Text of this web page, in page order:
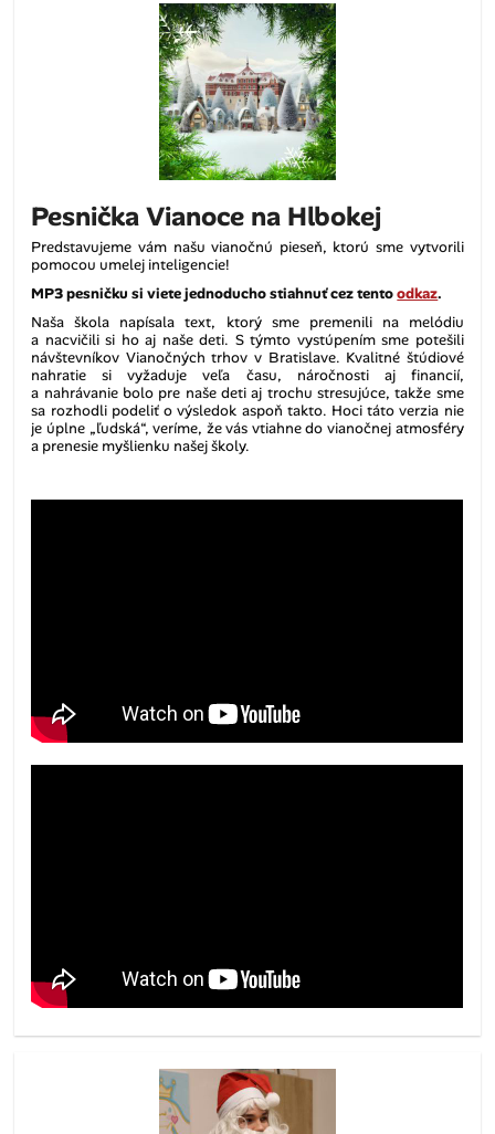
Pesnička Vianoce na Hlbokej
Predstavujeme vám našu vianočnú pieseň, ktorú sme vytvorili
pomocou umelej inteligencie!
MP3 pesničku si viete jednoducho stiahnuť cez tentoodkaz.
Naša škola napísala text, ktorý sme premenili na melódiu
a nacvičili si ho aj naše deti. S týmto vystúpením sme potešili
návštevníkov Vianočných trhov v Bratislave. Kvalitné štúdiové
nahratie si vyžaduje veľa času, náročnosti aj financií,
a nahrávanie bolo pre naše deti aj trochu stresujúce, takže sme
sa rozhodli podeliť o výsledok aspoň takto. Hoci táto verzia nie
je úplne „ľudská“, veríme, že vás vtiahne do vianočnej atmosféry
a prenesie myšlienku našej školy.